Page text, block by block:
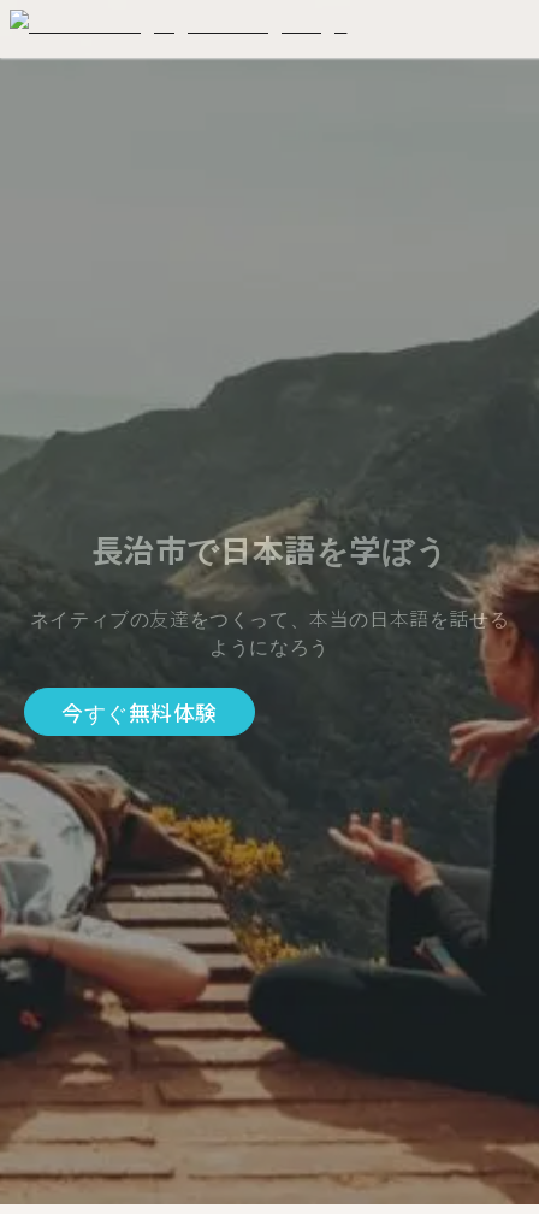
長治市で日本語を学ぼう
ネイティブの友達をつくって、本当の日本語を話せる
ようになろう
今すぐ無料体験